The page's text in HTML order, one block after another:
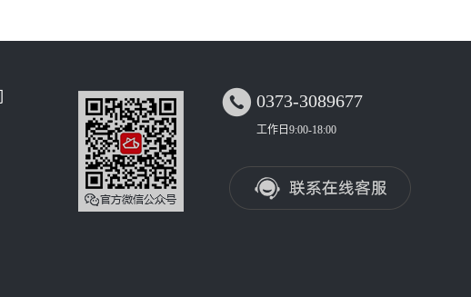
 0373-3089677
工作日9:00-18:00